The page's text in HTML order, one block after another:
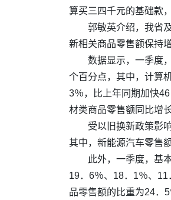
算买三四千元的基础款
郭敏英介绍，我省
新相关商品零售额保持增
数据显示，一季度
个百分点，其中，计算
3％，比上年同期加快
材类商品零售额同比增
受以旧换新政策影
其中，新能源汽车零售
此外，一季度，基
19．6％、18．1％、
品零售额的比重为24．5